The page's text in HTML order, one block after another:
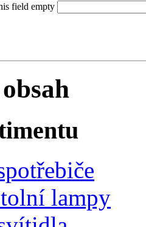
field empty
lampy